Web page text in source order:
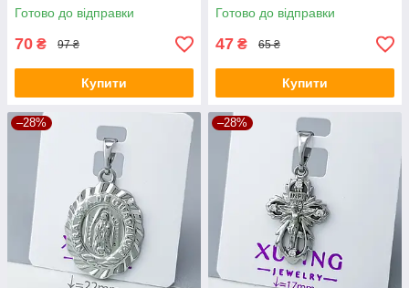
Готово до відправки
70 ₴ 97 ₴
Купити
Готово до відправки
47 ₴ 65 ₴
Купити
–28% –28%